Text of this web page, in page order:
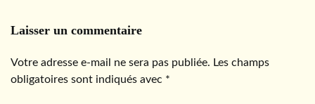
Laisser un commentaire
Votre adresse e-mail ne sera pas publiée. Les champs
obligatoires sont indiqués avec *